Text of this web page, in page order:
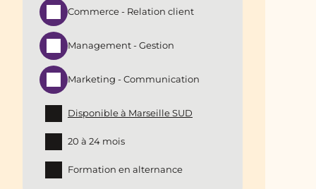
Commerce - Relation client
Management - Gestion
Marketing - Communication
Disponible à Marseille SUD
20 à 24 mois
Formation en alternance